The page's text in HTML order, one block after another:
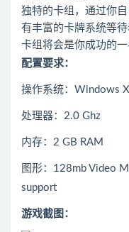
独特的卡组，通过你
有丰富的卡牌系统等
卡组将会是你成功的一
配置要求：
操作系统：Windows
处理器：2.0 Ghz
内存：2 GB RAM
图形：128mb Video
support
游戏截图：